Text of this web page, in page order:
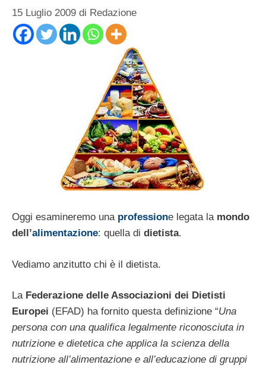
15 Luglio 2009 di Redazione
Oggi esamineremo una professione legata la mondo
dell’alimentazione: quella di dietista.
Vediamo anzitutto chi è il dietista.
La Federazione delle Associazioni dei Dietisti
Europei (EFAD) ha fornito questa definizione “Una
persona con una qualifica legalmente riconosciuta in
nutrizione e dietetica che applica la scienza della
nutrizione all’alimentazione e all’educazione di gruppi